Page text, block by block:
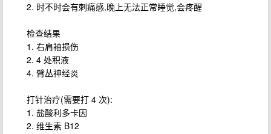
2. 时不时会有刺痛感,晚上无法正常睡觉,会疼醒
检查结果
1. 右肩袖损伤
2. 4 处积液
4. 臂丛神经炎
打针治疗(需要打 4 次):
1. 盐酸利多卡因
2. 维生素 B12